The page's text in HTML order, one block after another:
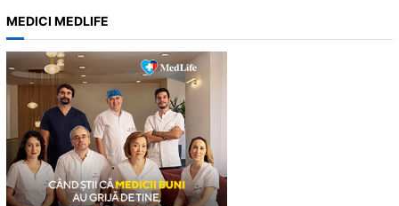
a
r
c
h
MEDICI MEDLIFE